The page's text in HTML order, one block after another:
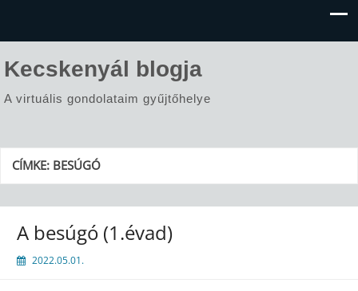
Kecskenyál blogja
A virtuális gondolataim gyűjtőhelye
CÍMKE: BESÚGÓ
A besúgó (1.évad)
2022.05.01.